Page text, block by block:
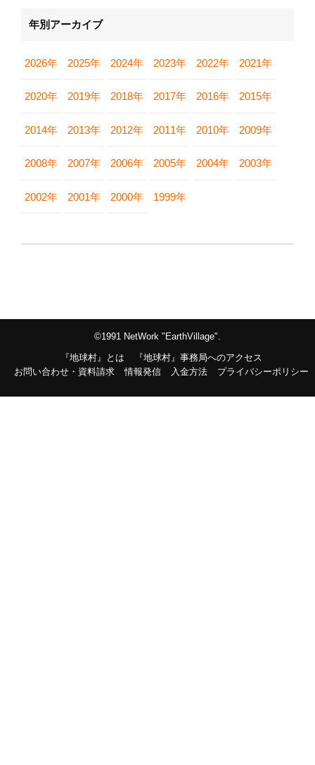
年別アーカイブ
2026年 2025年 2024年 2023年 2022年 2021年
2020年 2019年 2018年 2017年 2016年 2015年
2014年 2013年 2012年 2011年 2010年 2009年
2008年 2007年 2006年 2005年 2004年 2003年
2002年 2001年 2000年 1999年
©1991 NetWork "EarthVillage".
『地球村』とは
『地球村』事務局へのアクセス
お問い合わせ・資料請求
情報発信 入金方法 プライバシーポリシー